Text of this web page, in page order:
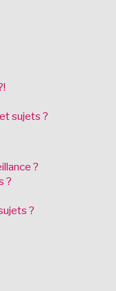
sujets ?
?
?
?